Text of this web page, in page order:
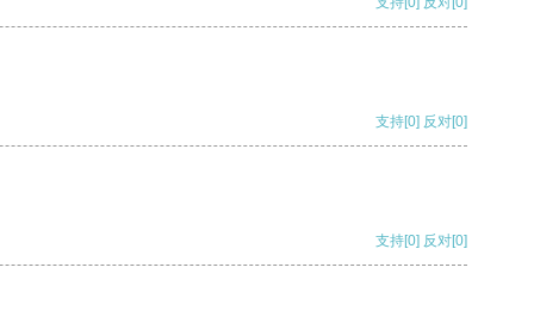
支持[0] 反对[0]
支持[0] 反对[0]